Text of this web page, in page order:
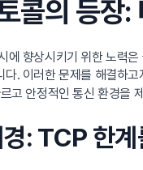
콜의 등장:
에 향상시키기 위한 노력
. 이러한 문제를 해결하
고 안정적인 통신 환경을
: TCP 한계